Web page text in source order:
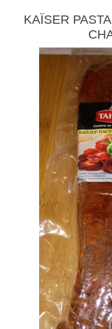
KAÏSER